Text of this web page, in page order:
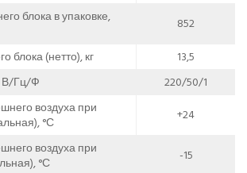
блока в упаковке,
852
блока (нетто), кг
13,5
В/Гц/Ф
220/50/1
воздуха при
°С
+24
воздуха при
°С
-15